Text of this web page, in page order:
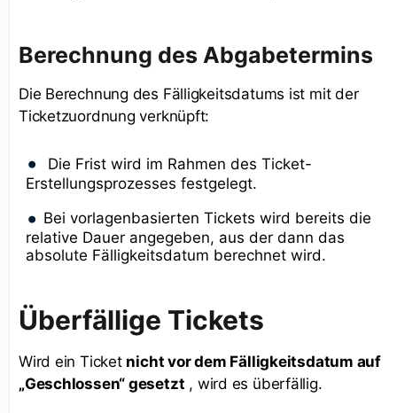
Berechnung des Abgabetermins
Die Berechnung des Fälligkeitsdatums ist mit der
Ticketzuordnung verknüpft:
Die Frist wird im Rahmen des Ticket-
Erstellungsprozesses festgelegt.
Bei vorlagenbasierten Tickets wird bereits die
relative Dauer angegeben, aus der dann das
absolute Fälligkeitsdatum berechnet wird.
Überfällige Tickets
Wird ein Ticket nicht vor dem Fälligkeitsdatum auf
„Geschlossen“ gesetzt , wird es überfällig.